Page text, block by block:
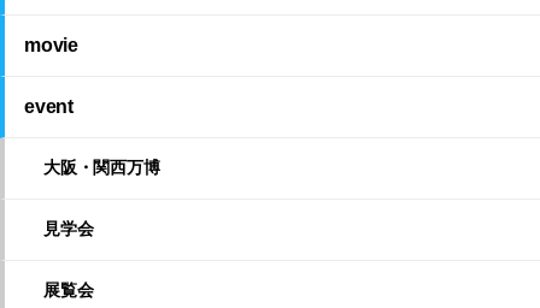
movie
event
大阪・関西万博
見学会
展覧会